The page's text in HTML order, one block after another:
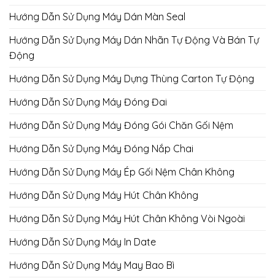
Hướng Dẫn Sử Dụng Máy Dán Màn Seal
Hướng Dẫn Sử Dụng Máy Dán Nhãn Tự Động Và Bán Tự
Động
Hướng Dẫn Sử Dụng Máy Dựng Thùng Carton Tự Động
Hướng Dẫn Sử Dụng Máy Đóng Đai
Hướng Dẫn Sử Dụng Máy Đóng Gói Chăn Gối Nệm
Hướng Dẫn Sử Dụng Máy Đóng Nắp Chai
Hướng Dẫn Sử Dụng Máy Ép Gối Nệm Chân Không
Hướng Dẫn Sử Dụng Máy Hút Chân Không
Hướng Dẫn Sử Dụng Máy Hút Chân Không Vòi Ngoài
Hướng Dẫn Sử Dụng Máy In Date
Hướng Dẫn Sử Dụng Máy May Bao Bì